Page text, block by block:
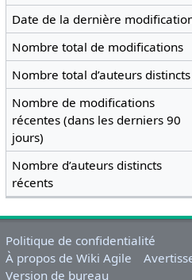
Date de la dernière
Nombre total de modifications
Nombre total d’auteurs distincts
Nombre de modifications
récentes (dans les derniers 90
jours)
Nombre d’auteurs distincts
récents
Politique de confidentialité
À propos de Wiki Agile
Version de bureau